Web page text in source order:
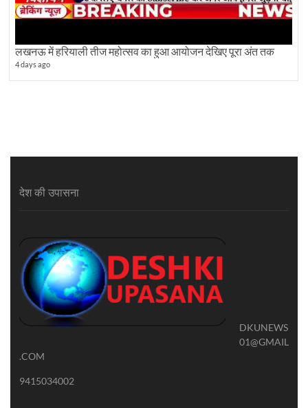
लखनऊ में हरियाली तीज महोत्सव का हुआ आयोजन देखिए पूरा अंत तक
4 days ago
देश की उपासना
DKUNEWS
01@GMAIL
.COM
9415034002